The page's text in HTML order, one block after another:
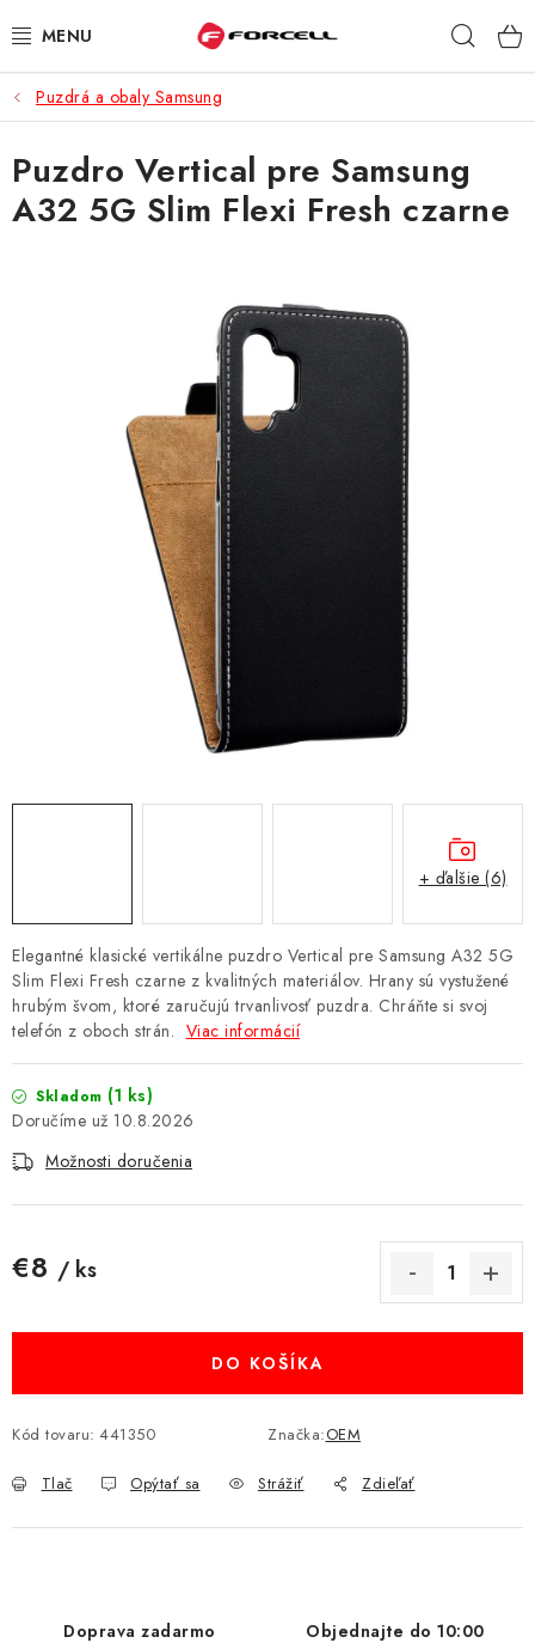
na
PUZDRÁ A OBALY
TVRDENÉ SKLÁ
DÁTOVÉ KÁBLE
BATÉRIE DO MOBILOV
ŠPORT A HOBBY
NÁRAMKY NA HODINKY
SLÚCHADLÁ, REPRODUKTORY A MIKROFÓNY
EXKLUZÍVNE ZNAČKY
PRÍSLUŠENSTVO K NOTEBOOKOM A PC
BATÉRIE VARTA
MULTIMÉDIÁ
KAMERY
VÝPREDAJ
Ako nakupovať
Obchodné podmienky
Podmienky ochrany osobných údajov
Reklamácia Kontakty
Puzdrá a obaly Samsung
Elegantné klasické vertikálne puzdro Vertical pre Samsung A32 5G
Slim Flexi Fresh czarne z kvalitných materiálov. Hrany sú vystužené
hrubým švom, ktoré zaručujú trvanlivosť puzdra. Chráňte si svoj
telefón z oboch strán. Viac informácií
Skladom (1 ks)
10.8.2026
Možnosti doručenia
€8 / ks
DO KOŠÍKA
Kód tovaru: 441350 Značka:OEM
Tlač Opýtať sa Strážiť Zdieľať
Puzdro Vertical pre Samsung
A32 5G Slim Flexi Fresh czarne
+ ďalšie (6)
Doprava zadarmo Objednajte do 10:00